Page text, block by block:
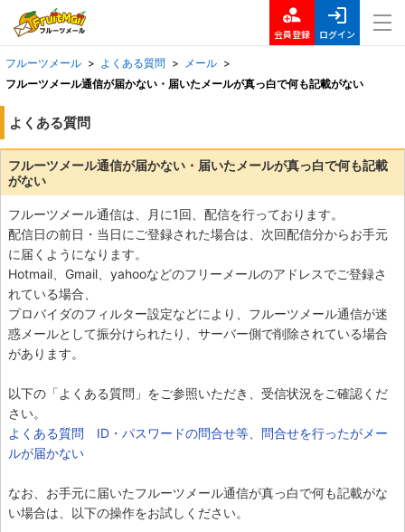
会員登録 ログイン
フルーツメール > よくある質問 > メール >
フルーツメール通信が届かない・届いたメールが真っ白で何も記載がない
よくある質問
フルーツメール通信が届かない・届いたメールが真っ白で何も記載
がない
フルーツメール通信は、月に1回、配信を行っております。
配信日の前日・当日にご登録された場合は、次回配信分からお手元
に届くようになります。
Hotmail、Gmail、yahooなどのフリーメールのアドレスでご登録さ
れている場合、
プロバイダのフィルター設定などにより、フルーツメール通信が迷
惑メールとして振分けられたり、サーバー側で削除されている場合
があります。
以下の「よくある質問」をご参照いただき、受信状況をご確認くだ
さい。
よくある質問 ID・パスワードの問合せ等、問合せを行ったがメー
ルが届かない
なお、お手元に届いたフルーツメール通信が真っ白で何も記載がな
い場合は、以下の操作をお試しください。